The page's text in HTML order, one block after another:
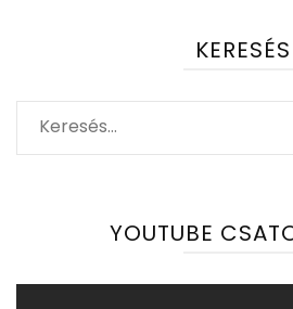
KERESÉS
Keresés:
YOUTUBE